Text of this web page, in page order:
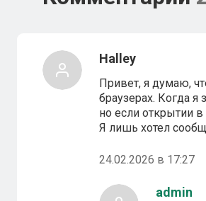
Halley
Привет, я думаю,
браузерах. Когда я
но если открытии
Я лишь хотел
24.02.2026 в 17:27
admin